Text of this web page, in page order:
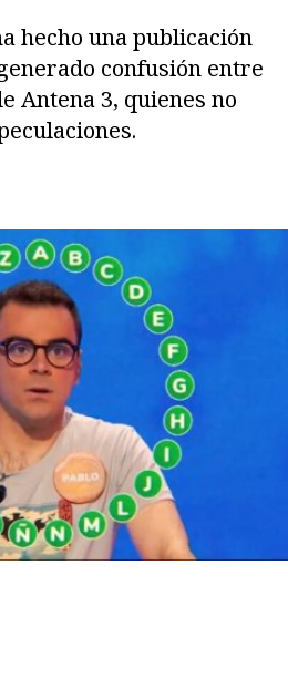
hecho una publicación
confusión entre
Antena 3, quienes no